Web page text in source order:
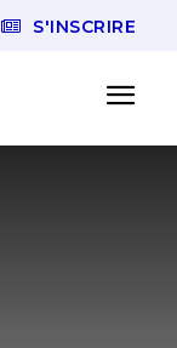
S'INSCRIRE